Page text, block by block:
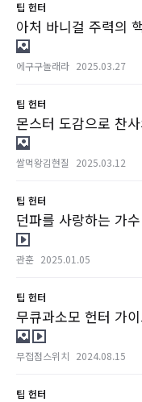
팁 헌터
아처 바니걸 주력의
에구구놀래라 2025.03.27
팁 헌터
몬스터 도감으로 찬
쌀먹왕김현질 2025.03.12
팁 헌터
던파를 사랑하는 가
관훈 2025.01.05
팁 헌터
무큐과소모 헌터 가
무접점스위치 2024.08.15
팁 헌터